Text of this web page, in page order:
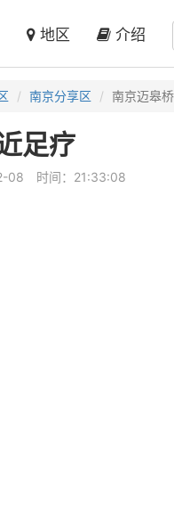
地区 介绍
南京分享区 南京迈皋
足疗
08 时间：21:33:08